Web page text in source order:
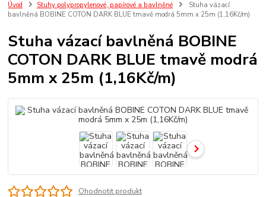
Úvod Stuhy polypropylenové, papírové a bavlněné
Stuha vázací
bavlněná BOBINE COTON DARK BLUE tmavě modrá 5mm x 25m (1,16Kč/m)
Stuha vázací bavlněná BOBINE
COTON DARK BLUE tmavě modrá
5mm x 25m (1,16Kč/m)
Ohodnotit produkt